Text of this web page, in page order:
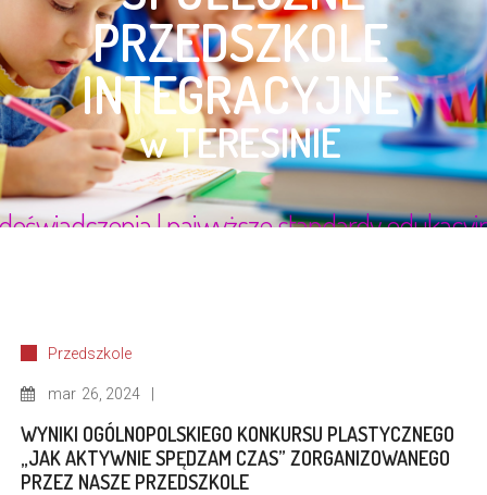
Przedszkole
mar 26, 2024
WYNIKI OGÓLNOPOLSKIEGO KONKURSU PLASTYCZNEGO
„JAK AKTYWNIE SPĘDZAM CZAS” ZORGANIZOWANEGO
PRZEZ NASZE PRZEDSZKOLE